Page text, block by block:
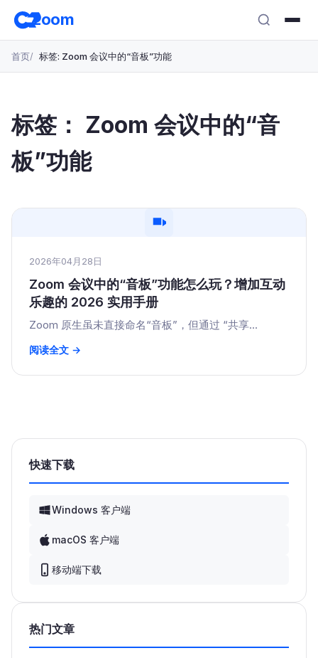
至
zoom
首页 标签: Zoom 会议中的“音板”功能
标签： Zoom 会议中的“音
板”功能
2026年04月28日
Zoom 会议中的“音板”功能怎么玩？增加互动
乐趣的 2026 实用手册
Zoom 原生虽未直接命名“音板”，但通过 “共享...
阅读全文 →
快速下载
Windows 客户端
macOS 客户端
移动端下载
热门文章